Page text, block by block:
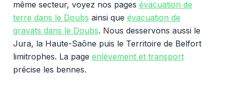
même secteur, voyez nos pages évacuation de
terre dans le Doubs ainsi que évacuation de
gravats dans le Doubs. Nous desservons aussi le
Jura, la Haute-Saône puis le Territoire de Belfort
limitrophes. La page enlèvement et transport
précise les bennes.